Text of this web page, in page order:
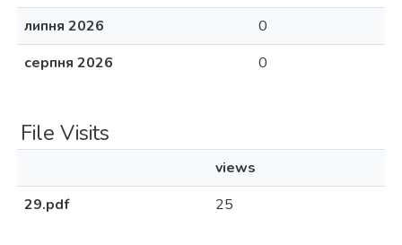
липня 2026
0
серпня 2026
0
File Visits
views
29.pdf
25